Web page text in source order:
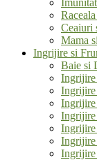
Ceaiuri
Mama
Ingrijire si
Baie si
Ingrijire
Ingrijire